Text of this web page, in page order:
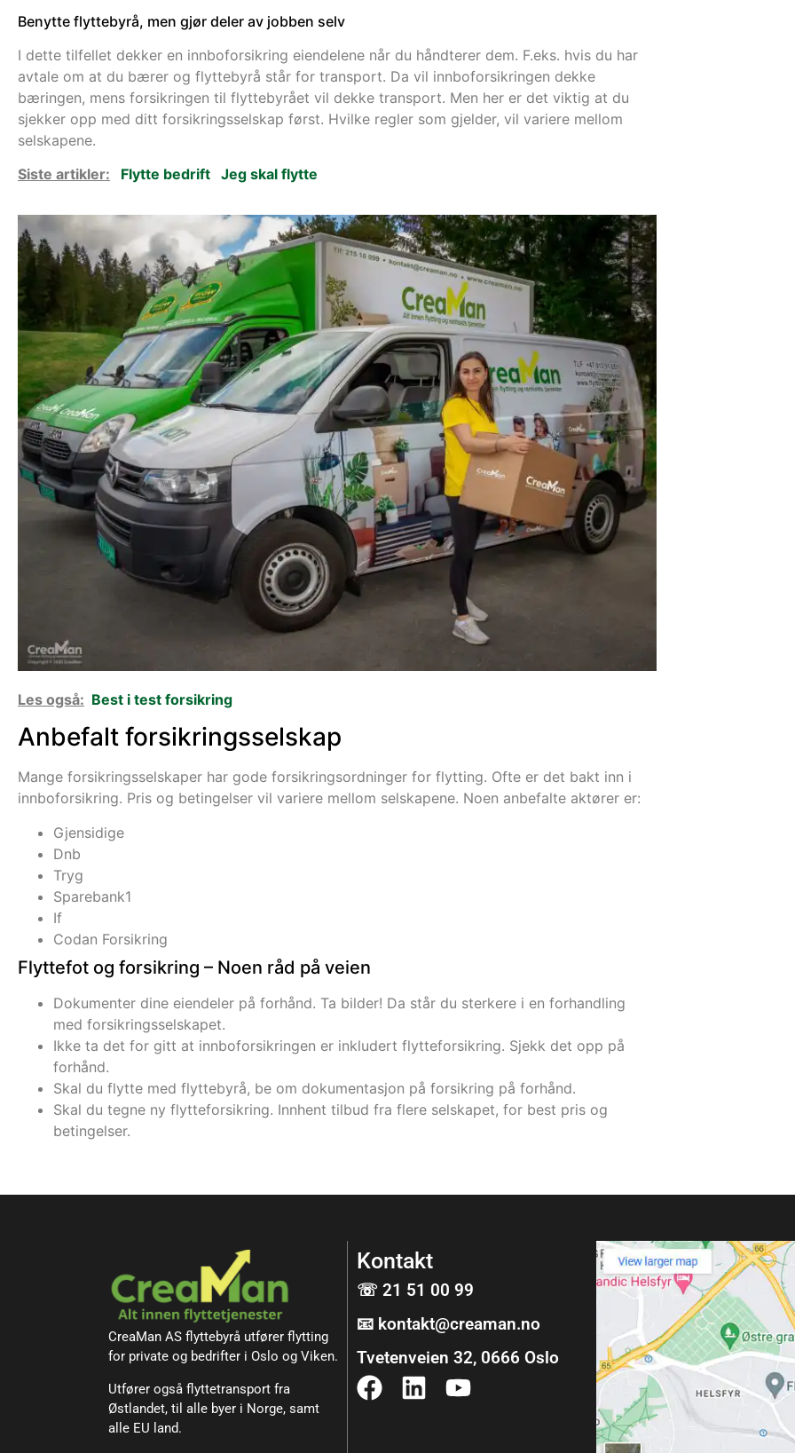
Benytte flyttebyrå, men gjør deler av jobben selv
I dette tilfellet dekker en innboforsikring eiendelene når du håndterer dem. F.eks. hvis du har
avtale om at du bærer og flyttebyrå står for transport. Da vil innboforsikringen dekke
bæringen, mens forsikringen til flyttebyrået vil dekke transport. Men her er det viktig at du
sjekker opp med ditt forsikringsselskap først. Hvilke regler som gjelder, vil variere mellom
selskapene.
Siste artikler:
Flytte bedrift Jeg skal flytte
Les også: Best i test forsikring
Anbefalt forsikringsselskap
Mange forsikringsselskaper har gode forsikringsordninger for flytting. Ofte er det bakt inn i
innboforsikring. Pris og betingelser vil variere mellom selskapene. Noen anbefalte aktører er:
Gjensidige
Dnb
Tryg
Sparebank1
If
Codan Forsikring
Flyttefot og forsikring – Noen råd på veien
Dokumenter dine eiendeler på forhånd. Ta bilder! Da står du sterkere i en forhandling
med forsikringsselskapet.
Ikke ta det for gitt at innboforsikringen er inkludert flytteforsikring. Sjekk det opp på
forhånd.
Skal du flytte med flyttebyrå, be om dokumentasjon på forsikring på forhånd.
Skal du tegne ny flytteforsikring. Innhent tilbud fra flere selskapet, for best pris og
betingelser.
CreaMan AS flyttebyrå utfører flytting
for private og bedrifter i Oslo og Viken.
Utfører også flyttetransport fra
Østlandet, til alle byer i Norge, samt
alle EU land.
Kontakt
☏ 21 51 00 99
📧 kontakt@creaman.no
Tvetenveien 32, 0666 Oslo